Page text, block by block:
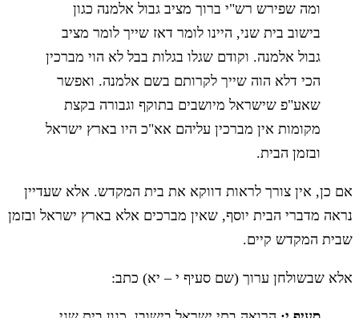
ומה שפירש רש"י ברוך מציב גבול אלמנה כגון
בישוב בית שני, היינו לומר דאז שייך לומר מציב
גבול אלמנה. וקודם שגלו בגלות בבל לא הוי מברכין
הכי דלא הוה שייך לקרותם בשם אלמנה. ואפשר
שאע"פ שישראל מיושבים בתוקף וגבורה בקצת
מקומות אין מברכין עליהם אא"כ היו בארץ ישראל
ובזמן הבית.
אם כן, אין צורך לראות דווקא את בית המקדש. אלא שעדיין
נראה מדברי הבית יוסף, שאין מברכים אלא בארץ ישראל ובזמן
שבית המקדש קיים.
אלא שבשולחן ערוך (שם סעיף י – יא) כתב: